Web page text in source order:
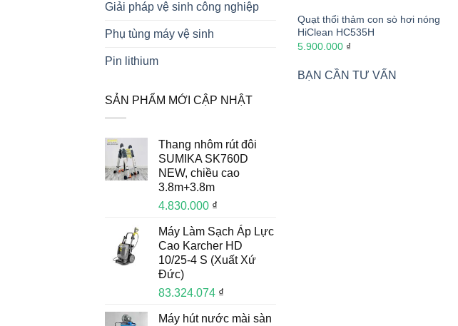
Giải pháp vệ sinh công nghiệp
Phụ tùng máy vệ sinh
Pin lithium
SẢN PHẨM MỚI CẬP NHẬT
Thang nhôm rút đôi
SUMIKA SK760D
NEW, chiều cao
3.8m+3.8m
4.830.000 ₫
Máy Làm Sạch Áp Lực
Cao Karcher HD
10/25-4 S (Xuất Xứ
Đức)
83.324.074 ₫
Máy hút nước mài sàn
Quạt thổi thảm con sò hơi nóng
HiClean HC535H
5.900.000 ₫
BẠN CẦN TƯ VẤN